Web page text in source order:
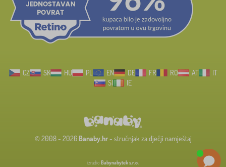
CZ SK HU PL EN DE FR RO AT
IT
SI
IE
© 2008 - 2026 Banaby.hr- stručnjak za dječji namještaj
izradio Babynabytek s.r.o.